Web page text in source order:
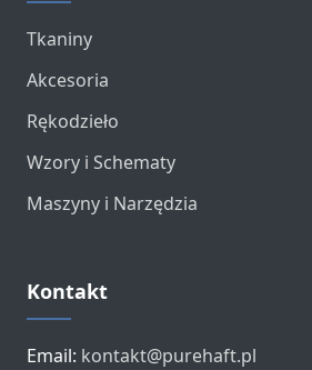
Tkaniny
Akcesoria
Rękodzieło
Wzory i Schematy
Maszyny i Narzędzia
Kontakt
Email: kontakt@purehaft.pl